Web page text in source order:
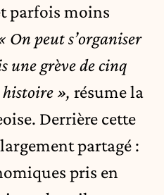
parfois moins
On peut s’organiser
une grève de cinq
histoire », résume la
Derrière cette
partagé :
pris en